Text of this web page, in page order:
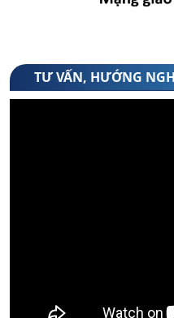
năm học 2026-
(05/08/2026)
TƯ VẤN, HƯỚNG